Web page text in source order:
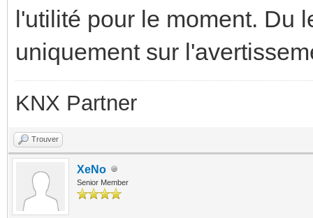
l'utilité pour le moment. Du
uniquement sur
KNX Partner
Trouver
XeNo
Senior Member